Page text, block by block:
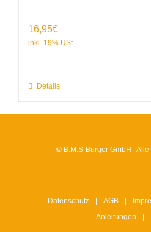
16,95€
Details
© B.M.S-Burger GmbH |
Datenschutz AGB
Anleitungen